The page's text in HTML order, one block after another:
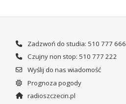
Zadzwoń do studia: 510 777 666
Czujny non stop: 510 777 222
Wyślij do nas wiadomość
Prognoza pogody
radioszczecin.pl